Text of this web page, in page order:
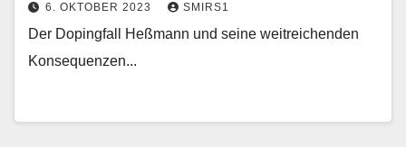
6. OKTOBER 2023 SMIRS1
Der Dopingfall Heßmann und seine weitreichenden
Konsequenzen...